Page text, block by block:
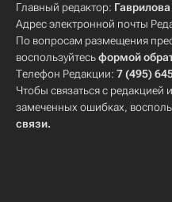
Главный редактор:
Адрес электронной почты
По вопросам размещения
воспользуйтесьформой
Телефон Редакции: 7 (495)
Чтобы связаться с редакцией
замеченных ошибках,
связи.